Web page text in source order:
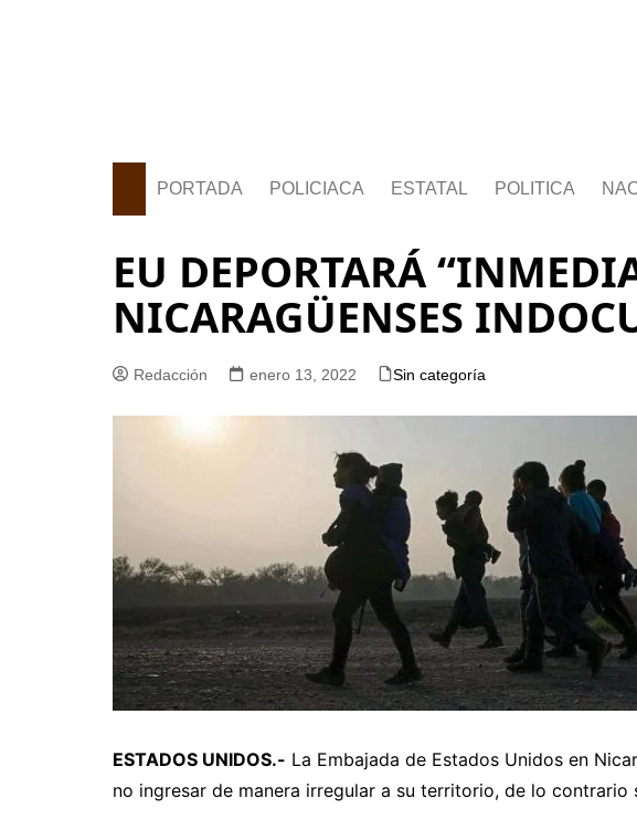
PORTADA POLICIACA ESTATAL POLITICA
EU DEPORTARÁ
NICARAGÜENSES
Redacción enero 13, 2022 Sin categoría
ESTADOS UNIDOS.- La Embajada de Estados Unidos en
no ingresar de manera irregular a su territorio, de lo contrario